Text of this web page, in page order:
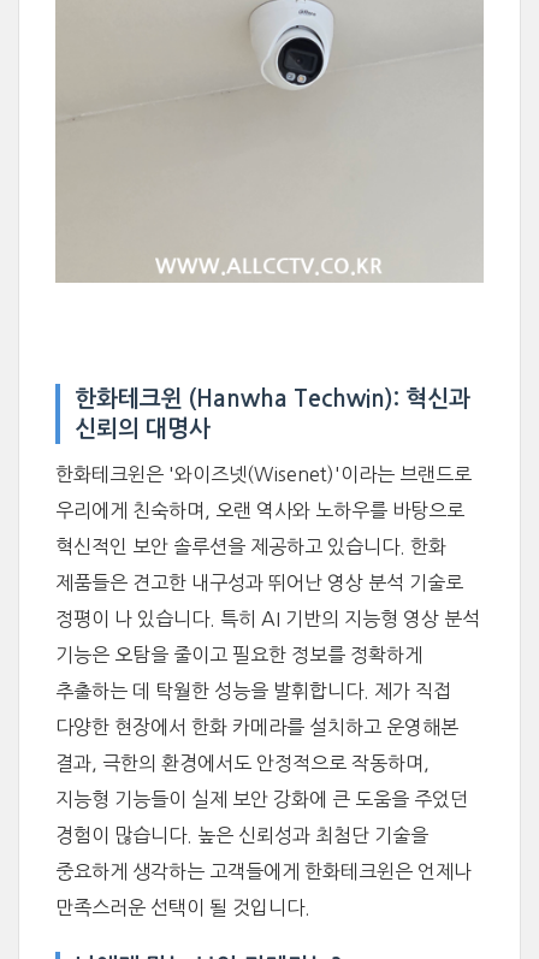
한화테크윈 (Hanwha Techwin): 혁신과
신뢰의 대명사
한화테크윈은 '와이즈넷(Wisenet)'이라는 브랜드로
우리에게 친숙하며, 오랜 역사와 노하우를 바탕으로
혁신적인 보안 솔루션을 제공하고 있습니다. 한화
제품들은 견고한 내구성과 뛰어난 영상 분석 기술로
정평이 나 있습니다. 특히 AI 기반의 지능형 영상 분석
기능은 오탐을 줄이고 필요한 정보를 정확하게
추출하는 데 탁월한 성능을 발휘합니다. 제가 직접
다양한 현장에서 한화 카메라를 설치하고 운영해본
결과, 극한의 환경에서도 안정적으로 작동하며,
지능형 기능들이 실제 보안 강화에 큰 도움을 주었던
경험이 많습니다. 높은 신뢰성과 최첨단 기술을
중요하게 생각하는 고객들에게 한화테크윈은 언제나
만족스러운 선택이 될 것입니다.